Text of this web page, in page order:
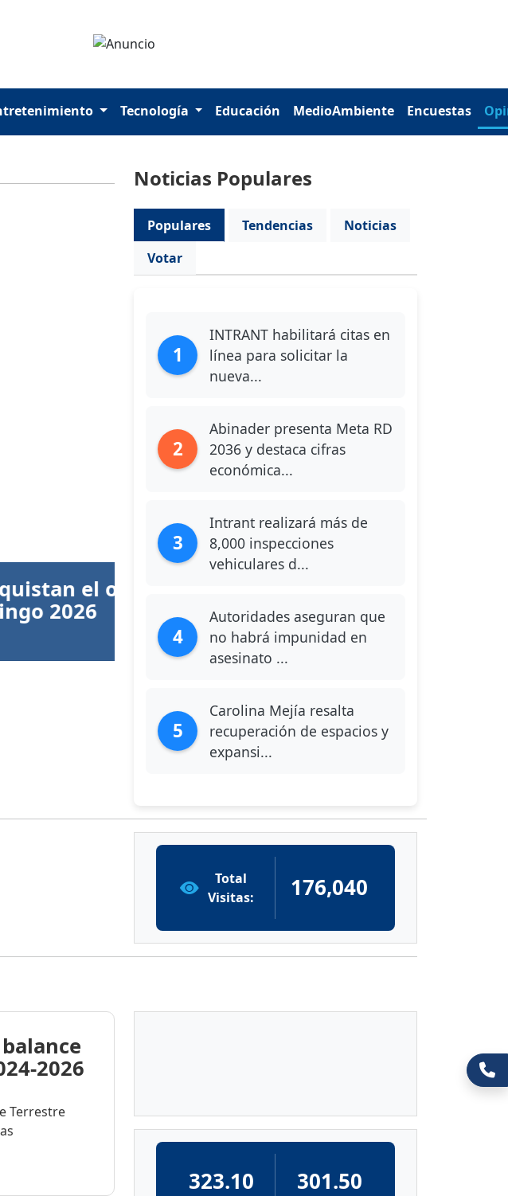
Tecnología Educación MedioAmbiente Encuestas
oro en
Noticias Populares
Populares Tendencias
Noticias
Votar
1
INTRANT habilitará citas en
línea para solicitar la
nueva...
2
Abinader presenta Meta RD
2036 y destaca cifras
económica...
3
Intrant realizará más de
8,000 inspecciones
vehiculares d...
4
Autoridades aseguran que
no habrá impunidad en
asesinato ...
5
Carolina Mejía resalta
recuperación de espacios y
expansi...
Total
Visitas:
176,040
2026
Terrestre
323.10 301.50